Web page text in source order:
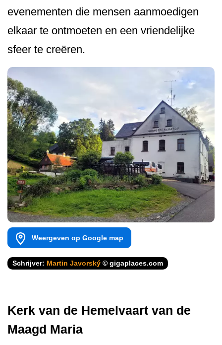
evenementen die mensen aanmoedigen
elkaar te ontmoeten en een vriendelijke
sfeer te creëren.
Weergeven op Google map
Schrijver: Martin Javorský © gigaplaces.com
Kerk van de Hemelvaart van de
Maagd Maria